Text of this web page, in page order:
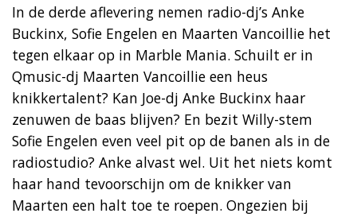
In de derde aflevering nemen radio-dj’s Anke
Buckinx, Sofie Engelen en Maarten Vancoillie het
tegen elkaar op in Marble Mania. Schuilt er in
Qmusic-dj Maarten Vancoillie een heus
knikkertalent? Kan Joe-dj Anke Buckinx haar
zenuwen de baas blijven? En bezit Willy-stem
Sofie Engelen even veel pit op de banen als in de
radiostudio? Anke alvast wel. Uit het niets komt
haar hand tevoorschijn om de knikker van
Maarten een halt toe te roepen. Ongezien bij